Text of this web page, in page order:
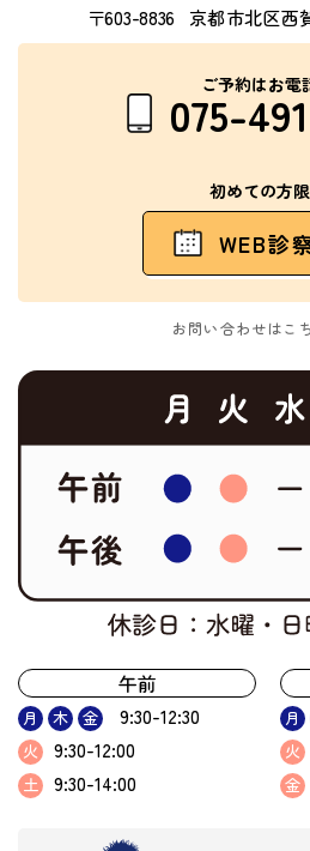
〒603-8836 京都市北区西
ご予約はお電
075-
初めての方
WEB診
お問い合わせはこ
午前
月 木 金 9:30-12:30
火 9:30-12:00
土 9:30-14:00
月
火
金